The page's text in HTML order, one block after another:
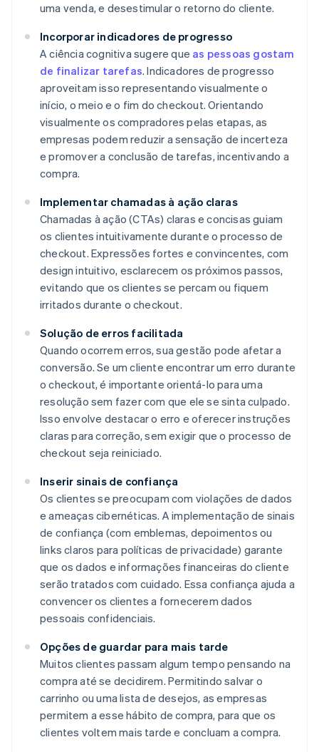
uma venda, e desestimular o retorno do cliente.
Incorporar indicadores de progresso
A ciência cognitiva sugere que as pessoas gostam
de finalizar tarefas. Indicadores de progresso
aproveitam isso representando visualmente o
início, o meio e o fim do checkout. Orientando
visualmente os compradores pelas etapas, as
empresas podem reduzir a sensação de incerteza
e promover a conclusão de tarefas, incentivando a
compra.
Implementar chamadas à ação claras
Chamadas à ação (CTAs) claras e concisas guiam
os clientes intuitivamente durante o processo de
checkout. Expressões fortes e convincentes, com
design intuitivo, esclarecem os próximos passos,
evitando que os clientes se percam ou fiquem
irritados durante o checkout.
Solução de erros facilitada
Quando ocorrem erros, sua gestão pode afetar a
conversão. Se um cliente encontrar um erro durante
o checkout, é importante orientá-lo para uma
resolução sem fazer com que ele se sinta culpado.
Isso envolve destacar o erro e oferecer instruções
claras para correção, sem exigir que o processo de
checkout seja reiniciado.
Inserir sinais de confiança
Os clientes se preocupam com violações de dados
e ameaças cibernéticas. A implementação de sinais
de confiança (com emblemas, depoimentos ou
links claros para políticas de privacidade) garante
que os dados e informações financeiras do cliente
serão tratados com cuidado. Essa confiança ajuda a
convencer os clientes a fornecerem dados
pessoais confidenciais.
Opções de guardar para mais tarde
Muitos clientes passam algum tempo pensando na
compra até se decidirem. Permitindo salvar o
carrinho ou uma lista de desejos, as empresas
permitem a esse hábito de compra, para que os
clientes voltem mais tarde e concluam a compra.